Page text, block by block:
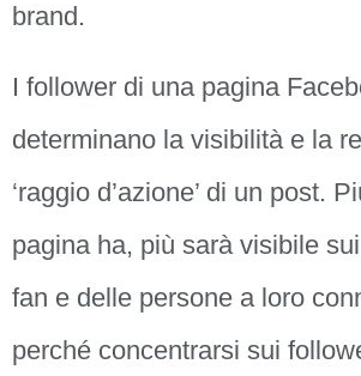
brand.
I follower di una pagina
determinano la visibilità e la
‘raggio d’azione’ di un post.
pagina ha, più sarà visibile
fan e delle persone a loro
perché concentrarsi sui